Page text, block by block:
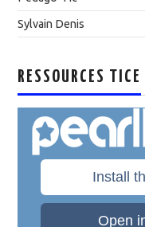
Sylvain Denis
RESSOURCES TICE